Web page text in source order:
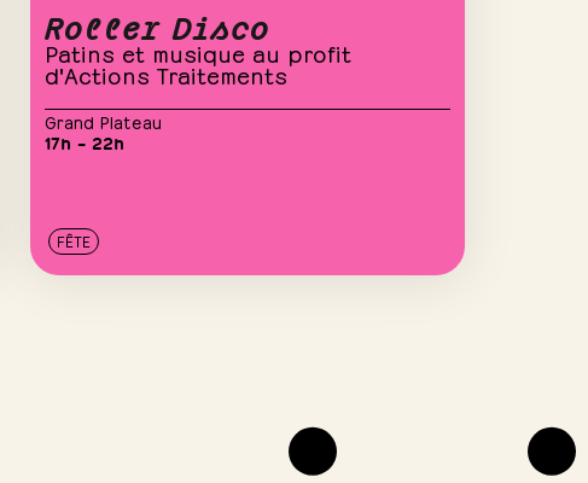
Roller Disco
Patins et musique au profit
d'Actions Traitements
Grand Plateau
17h – 22h
FÊTE